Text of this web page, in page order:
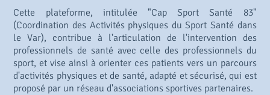
Cette plateforme, intitulée "Cap Sport Santé 83"
(Coordination des Activités physiques du Sport Santé dans
le Var), contribue à l'articulation de l'intervention des
professionnels de santé avec celle des professionnels du
sport, et vise ainsi à orienter ces patients vers un parcours
d'activités physiques et de santé, adapté et sécurisé, qui est
proposé par un réseau d'associations sportives partenaires.